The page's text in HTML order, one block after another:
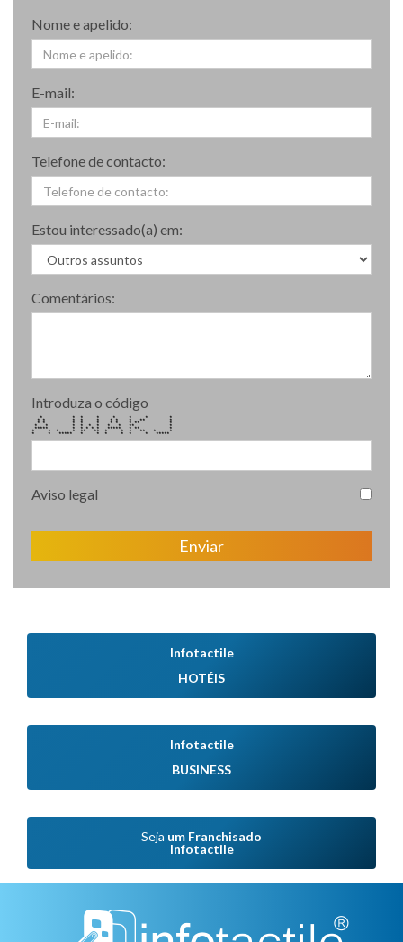
Nome e apelido:
E-mail:
Telefone de contacto:
Estou interessado(a) em:
Comentários:
Introduza o código
* * * * * * * *
* * * * * * * * ** *
* * * * * * * * ** *
* * * * * * * * ** *
***** * * * * * ***** * ** *
* * * * ** ** * * * ** * *
* * ***** * * * * * * *****
Aviso legal
Enviar
Infotactile
HOTÉIS
Infotactile
BUSINESS
Seja um Franchisado
Infotactile